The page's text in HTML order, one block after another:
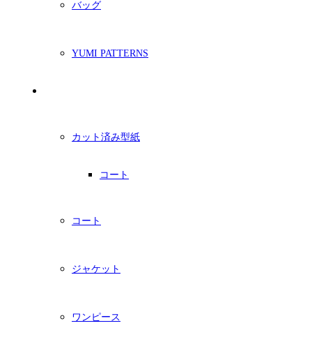
バッグ
YUMI PATTERNS
カット済み型紙
コート
コート
ジャケット
ワンピース